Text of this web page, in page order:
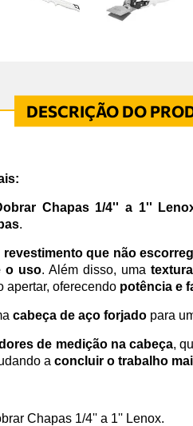
Chapas 1/4'' a 1''
.
revestimento que não
o uso. Além disso, uma
apertar, oferecendo potência e
cabeça de aço forjado para
de medição na cabeça,
a concluir o trabalho
Chapas 1/4'' a 1'' Lenox.